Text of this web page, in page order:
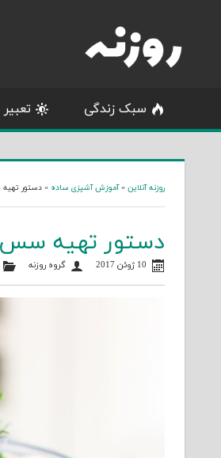
content
سبک زندگی
روزنه آنلاین »آموزش آشپزی ساده »دستور تهیه
دستور تهیه سس
10 ژوئن 2017 گروه روزنه